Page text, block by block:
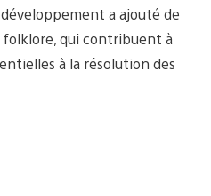
a ajouté de
qui contribuent à
à la résolution des